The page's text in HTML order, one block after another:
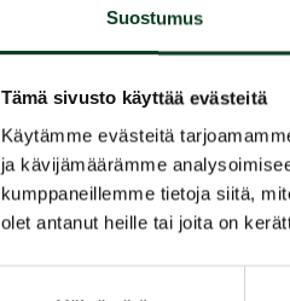
Suostumus
Tämä sivusto käyttää evästeitä
Käytämme evästeitä
ja kävijämäärämme
kumppaneillemme tietoja siitä,
olet antanut heille tai joita on